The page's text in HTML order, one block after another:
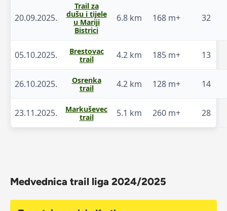
20.09.2025.
Trail za
dušu i tijele
u Mariji
Bistrici
6.8 km 168 m+ 32
05.10.2025.
Brestovac
trail
4.2 km 185 m+ 13
26.10.2025.
Osrenka
trail
4.2 km 128 m+ 14
23.11.2025.
Markuševec
trail
5.1 km 260 m+ 28
Medvednica trail liga 2024/2025